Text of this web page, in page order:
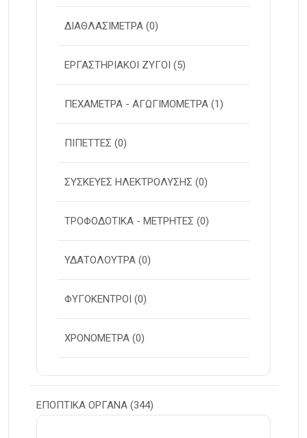
ΔΙΑΘΛΑΣΙΜΕΤΡΑ (0)
ΕΡΓΑΣΤΗΡΙΑΚΟΙ ΖΥΓΟΙ (5)
ΠΕΧΑΜΕΤΡΑ - ΑΓΩΓΙΜΟΜΕΤΡΑ (1)
ΠΙΠΕΤΤΕΣ (0)
ΣΥΣΚΕΥΕΣ ΗΛΕΚΤΡΟΛΥΣΗΣ (0)
ΤΡΟΦΟΔΟΤΙΚΑ - ΜΕΤΡΗΤΕΣ (0)
ΥΔΑΤΟΛΟΥΤΡΑ (0)
ΦΥΓΟΚΕΝΤΡΟΙ (0)
ΧΡΟΝΟΜΕΤΡΑ (0)
ΕΠΟΠΤΙΚΑ ΟΡΓΑΝΑ (344)